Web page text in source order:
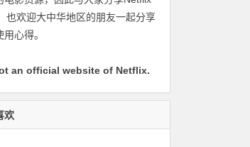
也欢迎大中华地区的朋友一起分享
心得。
an official website of Netflix.
欢